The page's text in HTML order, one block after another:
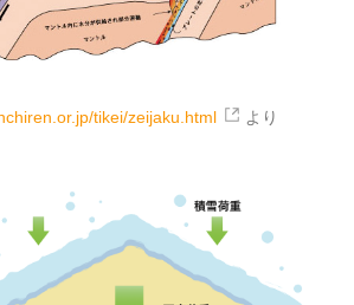
tikei/zeijaku.html より